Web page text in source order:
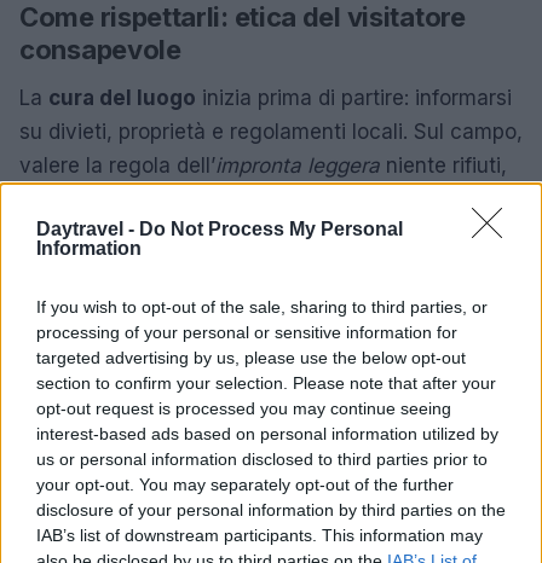
Daytravel - Do Not Process My Personal
Information
If you wish to opt-out of the sale, sharing to third parties, or
processing of your personal or sensitive information for
targeted advertising by us, please use the below opt-out
section to confirm your selection. Please note that after your
opt-out request is processed you may continue seeing
interest-based ads based on personal information utilized by
us or personal information disclosed to third parties prior to
your opt-out. You may separately opt-out of the further
disclosure of your personal information by third parties on the
IAB’s list of downstream participants. This information may
Come rispettarli: etica del visitatore
consapevole
La cura del luogo inizia prima di partire: informarsi
su divieti, proprietà e regolamenti locali. Sul campo,
valere la regola dell’impronta leggera niente rifiuti,
limitare rumori e luci forti; nei calanchi, non uscire
permesso se l’accesso affaccia su corti private. I
cani vanno tenuti al guinzaglio per non disturbare
fauna e bestiame.
Attrezzatura essenziale: scarpe con suola scolpita,
strati traspiranti, bastoncini per guadi e discese,
borraccia riutilizzabile. Un sacchetto per riportare
micro-rifiuti trovati lungo il percorso moltiplica il